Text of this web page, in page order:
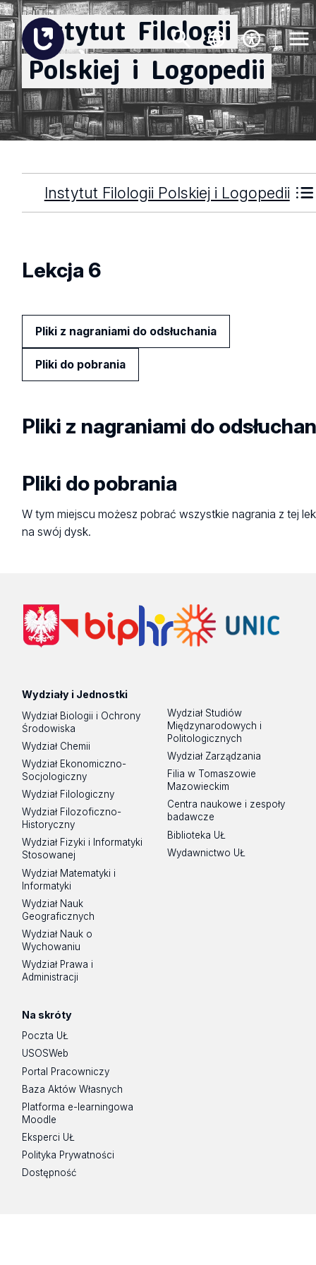
Instytut Filologii
Polskiej i Logopedii
Instytut Filologii Polskiej i Logopedii
Lekcja 6
Pliki z nagraniami do odsłuchania
Pliki do pobrania
Pliki z nagraniami do
Pliki do pobrania
W tym miejscu możesz pobrać wszystkie nagrania z tej
na swój dysk.
Wydziały i Jednostki
Wydział Biologii i Ochrony
Środowiska
Wydział Chemii
Wydział Ekonomiczno-
Socjologiczny
Wydział Filologiczny
Wydział Filozoficzno-
Historyczny
Wydział Fizyki i Informatyki
Stosowanej
Wydział Matematyki i
Informatyki
Wydział Nauk
Geograficznych
Wydział Nauk o
Wychowaniu
Wydział Prawa i
Administracji
Wydział Studiów
Międzynarodowych i
Politologicznych
Wydział Zarządzania
Filia w Tomaszowie
Mazowieckim
Centra naukowe i zespoły
badawcze
Biblioteka UŁ
Wydawnictwo UŁ
Na skróty
Poczta UŁ
USOSWeb
Portal Pracowniczy
Baza Aktów Własnych
Platforma e-learningowa
Moodle
Eksperci UŁ
Polityka Prywatności
Dostępność